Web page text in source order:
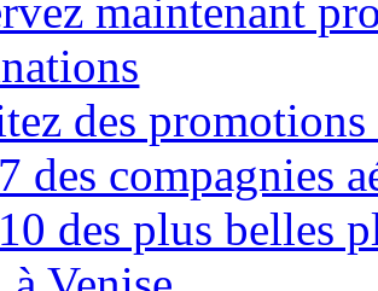
maintenant
des
des compagnies
des plus belles